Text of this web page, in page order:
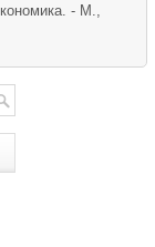
- М.,